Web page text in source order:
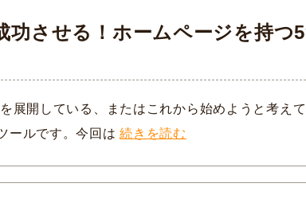
功させる！ホームページを持つ
展開している、またはこれから始めようと考え
ールです。今回は続きを読む